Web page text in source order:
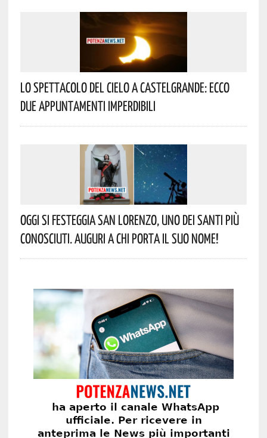
Lo Spettacolo Del Cielo A Castelgrande: Ecco
Due Appuntamenti Imperdibili
Oggi Si Festeggia San Lorenzo, Uno Dei Santi Più
Conosciuti. Auguri A Chi Porta Il Suo Nome!